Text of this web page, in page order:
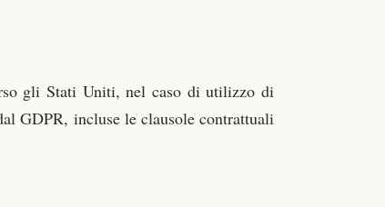
gli Stati Uniti, nel caso di utilizzo di
GDPR, incluse le clausole contrattuali